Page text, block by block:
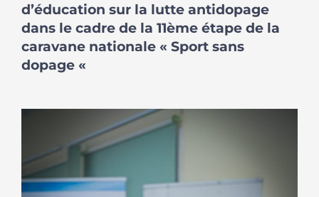
d’éducation sur la lutte antidopage
dans le cadre de la 11ème étape de la
caravane nationale « Sport sans
dopage «